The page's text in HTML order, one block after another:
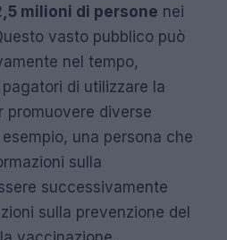
milioni di persone nei
vasto pubblico può
nel tempo,
di utilizzare la
promuovere diverse
una persona che
sulla
successivamente
sulla prevenzione del